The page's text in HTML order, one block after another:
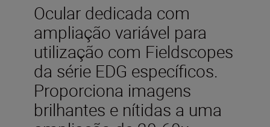
Ocular dedicada com
ampliação variável para
utilização com Fieldscopes
da série EDG específicos.
Proporciona imagens
brilhantes e nítidas a uma